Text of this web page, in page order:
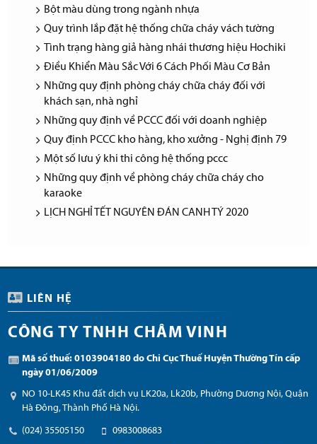
Bột màu dùng trong ngành nhựa
Quy trình lắp đặt hệ thống chữa cháy vách tường
Tình trạng hàng giả hàng nhái thương hiệu Hochiki
Điều Khiển Màu Sắc Với 6 Cách Phối Màu Cơ Bản
Những quy định phòng cháy chữa cháy đối với
khách sạn, nhà nghỉ
Những quy định về PCCC đối với doanh nghiệp
Quy định PCCC kho hàng, kho xưởng - Nghị định 79
Một số lưu ý khi thi công hệ thống pccc
Những quy định về phòng cháy chữa cháy cho
karaoke
LỊCH NGHỈ TẾT NGUYÊN ĐÁN CANH TÝ 2020
LIÊN HỆ
CÔNG TY TNHH CHÂM VINH
Mã số thuế: 0103904180 do Chi Cục Thuế Huyện Thường Tín cấp
ngày 01/06/2009
NO 10-LK45 Khu đất dịch vụ LK20a, Lk20b, Phường Dương Nội, Quận
Hà Đông, Thành Phố Hà Nội.
(024) 35505150 0983008683